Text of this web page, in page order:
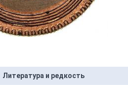
Литература и редкость